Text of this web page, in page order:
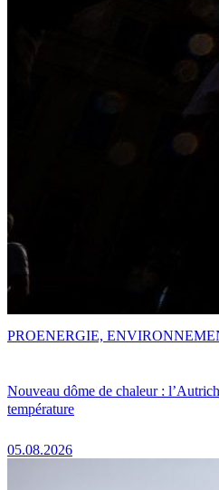
Nouveau dôme de chaleur :
température
05.08.2026
PROENERGIE,